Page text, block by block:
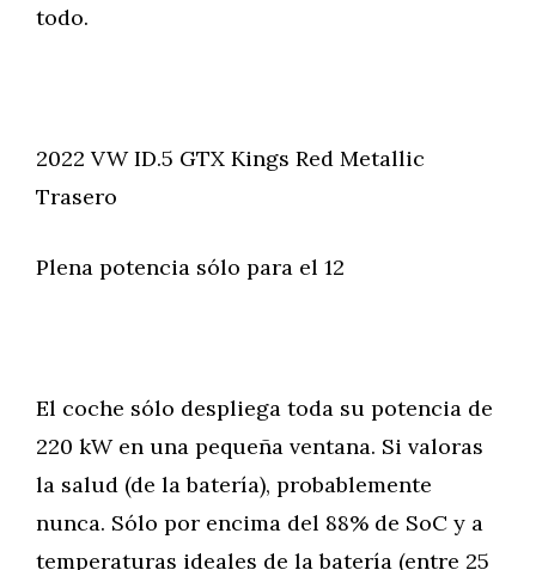
todo.
2022 VW ID.5 GTX Kings Red Metallic
Trasero
Plena potencia sólo para el 12
El coche sólo despliega toda su potencia de
220 kW en una pequeña ventana. Si valoras
la salud (de la batería), probablemente
nunca. Sólo por encima del 88% de SoC y a
temperaturas ideales de la batería (entre 25